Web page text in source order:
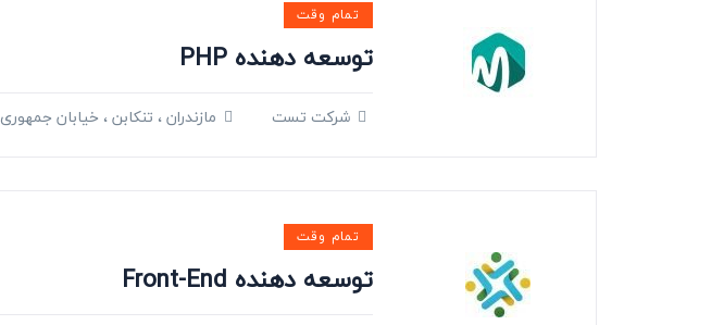
تمام وقت
توسعه دهنده PHP
شرکت تست مازندران ، تنکابن ، خیابان جمهوری
تمام وقت
توسعه دهنده Front-End